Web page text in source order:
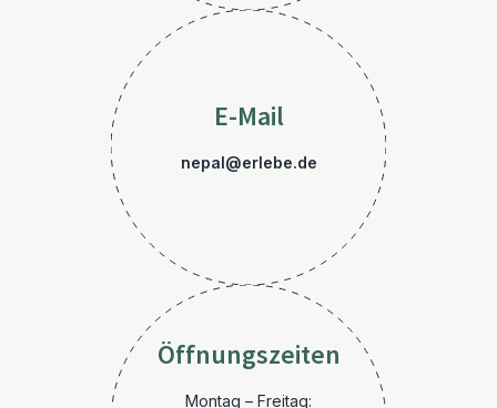
E-Mail
nepal@erlebe.de
Öffnungszeiten
Montag – Freitag: